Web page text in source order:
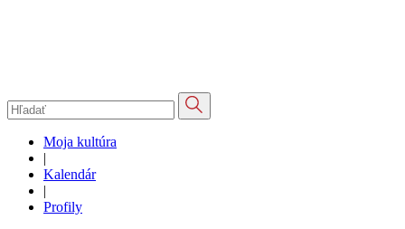
Moja kultúra
|
Kalendár
|
Profily